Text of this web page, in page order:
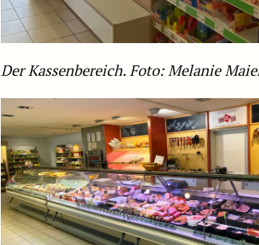
Der Kassenbereich. Foto: Melanie